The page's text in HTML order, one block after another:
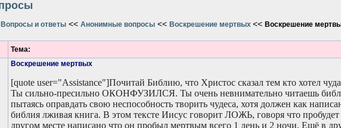
Вопросы и ответы << Анонимные вопросы << Воскрешение мертвых << Воскрешение
Тема:
Воскрешение мертвых
[quote user="Assistance"]Почитай Библию, что Христос сказал тем кто хотел чуда
Ты сильно-пресильно ОКОНФУЗИЛСЯ. Ты очень невнимательно читаешь
пытаясь оправдать свою неспособность творить чудеса, хотя должен как
библия лживая книга. В этом тексте Иисус говорит ЛОЖЬ, говоря что
другом месте написано что он пробыл мертвым всего 1 день и 2 ночи. Ещё в